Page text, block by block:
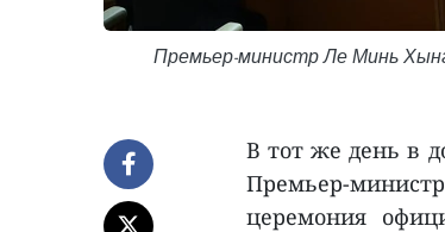
Премьер-министр Ле Минь
В тот же день в
Премьер-
церемония